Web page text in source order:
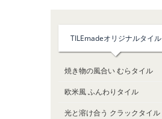
TILEmadeオリジナルタイル
焼き物の風合い むらタイル
欧米風 ふんわりタイル
光と溶け合う クラックタイル